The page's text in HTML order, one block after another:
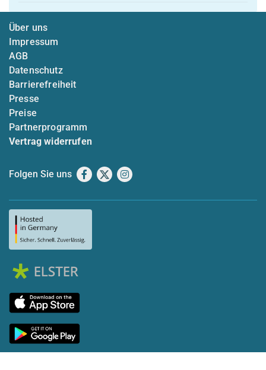
Über uns
Impressum
AGB
Datenschutz
Barrierefreiheit
Presse
Preise
Partnerprogramm
Vertrag widerrufen
Folgen Sie uns Facebook
X Instagram